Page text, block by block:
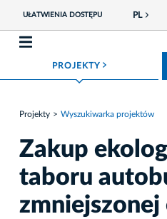
UŁATWIENIA DOSTĘPU PL
PROJEKTY ROZWIŃ MENU
Projekty Wyszukiwarka projektów
Zakup
taboru